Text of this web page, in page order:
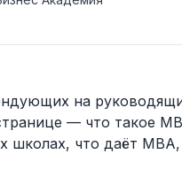
на
— что такое
школах, что даёт